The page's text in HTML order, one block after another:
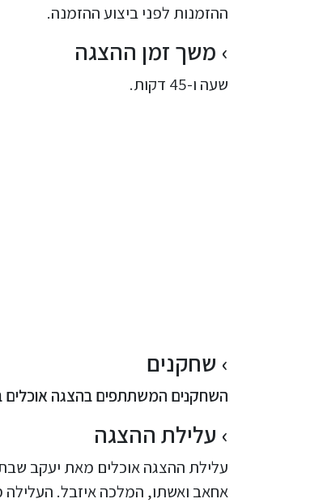
ההזמנות לפני ביצוע ההזמנה.
משך זמן ההצגה
שעה ו-45 דקות.
שחקנים
השחקנים המשתתפים בהצגה אוכלים
עלילת ההצגה
עלילת ההצגה אוכלים מאת יעקב
אחאב ואשתו, המלכה איזבל.